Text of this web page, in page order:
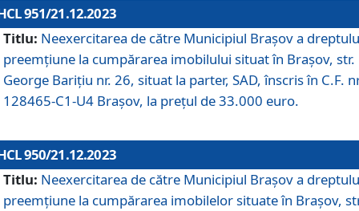
951/21.12.2023
Titlu: Neexercitarea de către Municipiul Brașov a
preemțiune la cumpărarea imobilului situat în Brașov, str.
George Barițiu nr. 26, situat la parter, SAD, înscris în C.F.
128465-C1-U4 Brașov, la prețul de 33.000 euro.
950/21.12.2023
Titlu: Neexercitarea de către Municipiul Brașov a
preemțiune la cumpărarea imobilelor situate în Brașov,